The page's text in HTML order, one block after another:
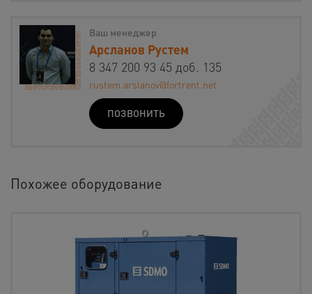
Ваш менеджер
Арсланов Рустем
8 347 200 93 45 доб. 135
rustem.arslanov@fortrent.net
ПОЗВОНИТЬ
Похожее оборудование